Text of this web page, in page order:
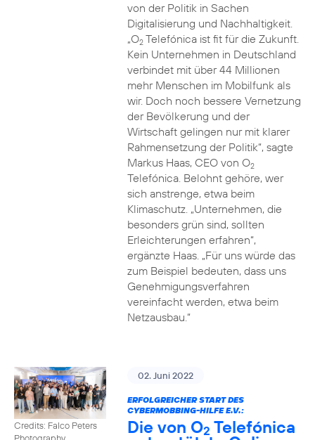
von der Politik in Sachen
Digitalisierung und Nachhaltigkeit.
„O2Telefónica ist fit für die Zukunft.
Kein Unternehmen in Deutschland
verbindet mit über 44 Millionen
mehr Menschen im Mobilfunk als
wir. Doch noch bessere Vernetzung
der Bevölkerung und der
Wirtschaft gelingen nur mit klarer
Rahmensetzung der Politik“, sagte
Markus Haas, CEO von O2
Telefónica. Belohnt gehöre, wer
sich anstrenge, etwa beim
Klimaschutz. „Unternehmen, die
besonders grün sind, sollten
Erleichterungen erfahren“,
ergänzte Haas. „Für uns würde das
zum Beispiel bedeuten, dass uns
Genehmigungsverfahren
vereinfacht werden, etwa beim
Netzausbau.“
Credits: Falco Peters
Photography
02. Juni 2022
ERFOLGREICHER START DES
CYBERMOBBING-HILFE E.V.:
Die von O2 Telefónica